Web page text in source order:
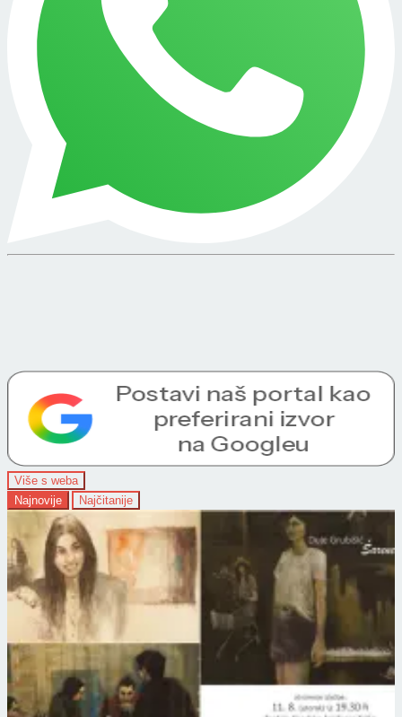
Više s weba
Najnovije
Najčitanije